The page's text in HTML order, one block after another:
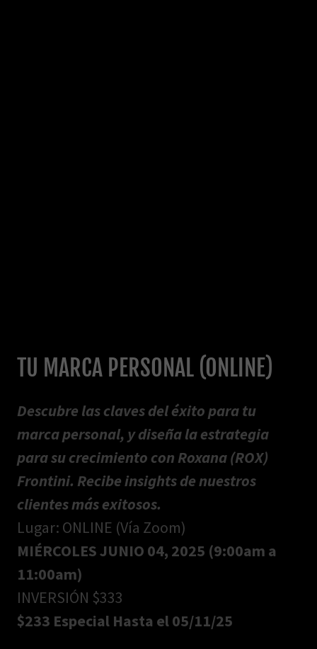
TU MARCA PERSONAL (ONLINE)
Descubre las claves del éxito para tu
marca personal, y diseña la estrategia
para su crecimiento con Roxana (ROX)
Frontini. Recibe insights de nuestros
clientes más exitosos.
Lugar: ONLINE (Vía Zoom)
MIÉRCOLES JUNIO 04, 2025 (9:00am a
11:00am)
INVERSIÓN $333
$233 Especial Hasta el 05/11/25